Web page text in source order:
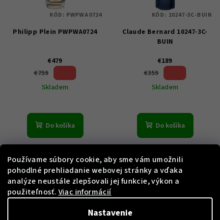
Používame súbory cookie, aby sme vám umožnili
pohodlné prehliadanie webovej stránky a vďaka
analýze neustále zlepšovali jej funkcie, výkon a
použiteľnosť. Viac informácií
Nastavenie
Philipp Plein PWPWA0724
€479
€759
Skladem
Do košíka
KÓD: PWPWA0724
Claude Bernard 10247-3C-
BUIN
€189
€359
Skladem
Do košíka
KÓD: 10247-3C-BUIN